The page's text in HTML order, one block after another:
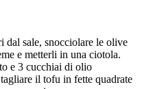
dal sale, snocciolare le olive
e metterli in una ciotola.
e 3 cucchiai di olio
il tofu in fette quadrate